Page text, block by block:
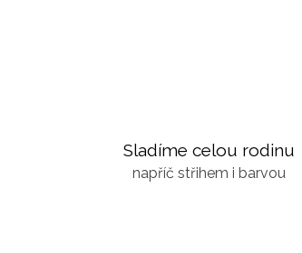
Sladíme celou rodinu
napříč střihem i barvou